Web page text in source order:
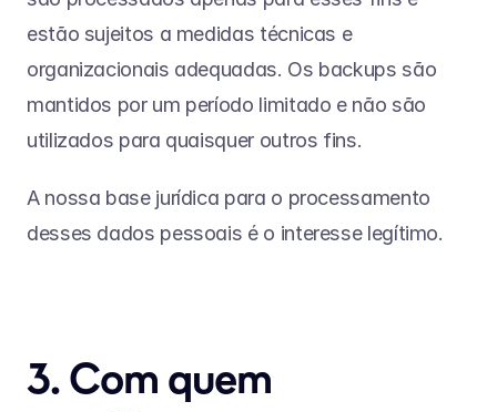
estão sujeitos a medidas técnicas e
organizacionais adequadas. Os backups são
mantidos por um período limitado e não são
utilizados para quaisquer outros fins.
A nossa base jurídica para o processamento
desses dados pessoais é o interesse legítimo.
3. Com quem